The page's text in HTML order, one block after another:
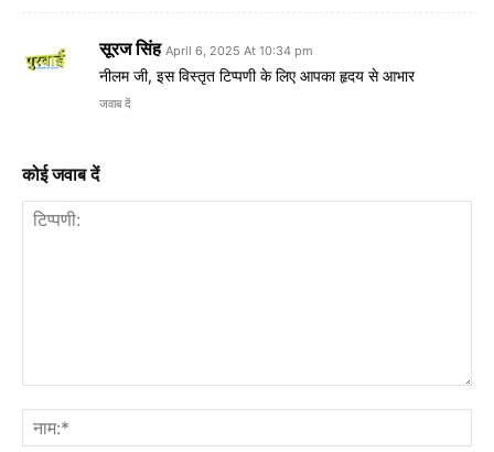
सूरज सिंह April 6, 2025 At 10:34 pm
नीलम जी, इस विस्तृत टिप्पणी के लिए आपका हृदय से आभार
जवाब दें
कोई जवाब दें